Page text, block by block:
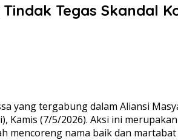
Tegas Skandal
yang tergabung dalam Aliansi
Kamis (7/5/2026). Aksi ini
mencoreng nama baik dan